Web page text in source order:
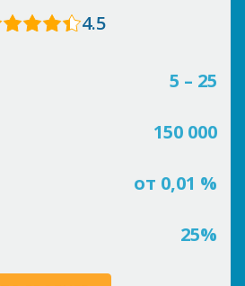
4.5
5 – 25
150 000
от 0,01 %
25%